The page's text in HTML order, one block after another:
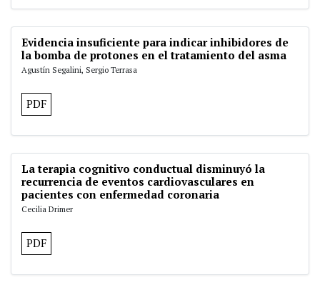
Evidencia insuficiente para indicar inhibidores de
la bomba de protones en el tratamiento del asma
Agustín Segalini, Sergio Terrasa
PDF
La terapia cognitivo conductual disminuyó la
recurrencia de eventos cardiovasculares en
pacientes con enfermedad coronaria
Cecilia Drimer
PDF